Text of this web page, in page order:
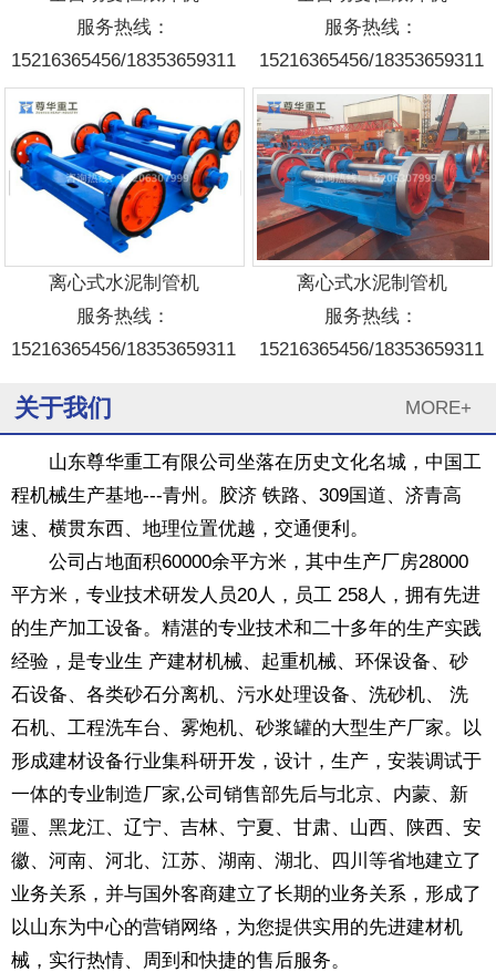
2 3
服务热线：
15216365456/18353659311
服务热线：
15216365456/18353659311
离心式水泥制管机
服务热线：
15216365456/18353659311
离心式水泥制管机
服务热线：
15216365456/18353659311
关于我们 MORE+
山东尊华重工有限公司坐落在历史文化名城，中国工
程机械生产基地---青州。胶济 铁路、309国道、济青高
速、横贯东西、地理位置优越，交通便利。
公司占地面积60000余平方米，其中生产厂房28000
平方米，专业技术研发人员20人，员工 258人，拥有先进
的生产加工设备。精湛的专业技术和二十多年的生产实践
经验，是专业生 产建材机械、起重机械、环保设备、砂
石设备、各类砂石分离机、污水处理设备、洗砂机、 洗
石机、工程洗车台、雾炮机、砂浆罐的大型生产厂家。以
形成建材设备行业集科研开发，设计，生产，安装调试于
一体的专业制造厂家,公司销售部先后与北京、内蒙、新
疆、黑龙江、辽宁、吉林、宁夏、甘肃、山西、陕西、安
徽、河南、河北、江苏、湖南、湖北、四川等省地建立了
业务关系，并与国外客商建立了长期的业务关系，形成了
以山东为中心的营销网络，为您提供实用的先进建材机
械，实行热情、周到和快捷的售后服务。